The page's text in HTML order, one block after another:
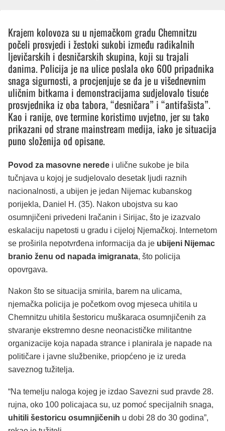
Krajem kolovoza su u njemačkom gradu Chemnitzu
počeli prosvjedi i žestoki sukobi između radikalnih
ljevičarskih i desničarskih skupina, koji su trajali
danima. Policija je na ulice poslala oko 600 pripadnika
snaga sigurnosti, a procjenjuje se da je u višednevnim
uličnim bitkama i demonstracijama sudjelovalo tisuće
prosvjednika iz oba tabora, “desničara” i “antifašista”.
Kao i ranije, ove termine koristimo uvjetno, jer su tako
prikazani od strane mainstream medija, iako je situacija
puno složenija od opisane.
Povod za masovne nerede i ulične sukobe je bila
tučnjava u kojoj je sudjelovalo desetak ljudi raznih
nacionalnosti, a ubijen je jedan Nijemac kubanskog
porijekla, Daniel H. (35). Nakon ubojstva su kao
osumnjičeni privedeni Iračanin i Sirijac, što je izazvalo
eskalaciju napetosti u gradu i cijeloj Njemačkoj. Internetom
se proširila nepotvrđena informacija da je ubijeni Nijemac
branio ženu od napada imigranata, što policija
opovrgava.
Nakon što se situacija smirila, barem na ulicama,
njemačka policija je početkom ovog mjeseca uhitila u
Chemnitzu uhitila šestoricu muškaraca osumnjičenih za
stvaranje ekstremno desne neonacističke militantne
organizacije koja napada strance i planirala je napade na
političare i javne službenike, priopćeno je iz ureda
saveznog tužitelja.
“Na temelju naloga kojeg je izdao Savezni sud pravde 28.
rujna, oko 100 policajaca su, uz pomoć specijalnih snaga,
uhitili šestoricu osumnjičenih u dobi 28 do 30 godina”,